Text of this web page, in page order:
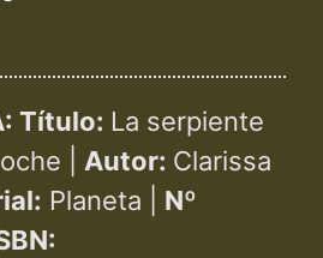
Título: La serpiente
| Autor: Clarissa
Planeta | Nº